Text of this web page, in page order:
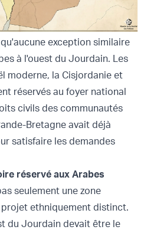
exception similaire
à l'ouest du Jourdain. Les
moderne, la Cisjordanie et
réservés au foyer national
civils des communautés
Bretagne avait déjà
satisfaire les demandes
réservé aux Arabes
seulement une zone
ethniquement distinct.
du Jourdain devait être le